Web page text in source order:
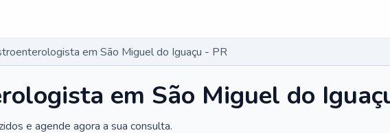
em São Miguel do Iguaçu - PR
em São Miguel do
e agende agora a sua consulta.